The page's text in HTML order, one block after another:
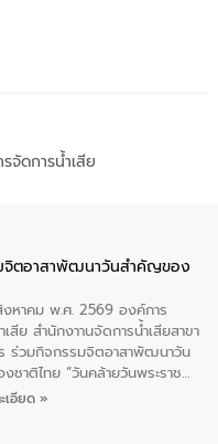
จัดการน้ำเสีย
จิตอาสาพัฒนาวันสําคัญของ
หาคม พ.ศ. 2569 องค์การ
เสีย สำนักงาานจัดการน้ำเสียสาขา
ร่วมกิจกรรมจิตอาสาพัฒนาวัน
ชาติไทย “วันคล้ายวันพระราช
ด็จพระนางเจ้าสิริกิติ์พระบรม
เอียด »